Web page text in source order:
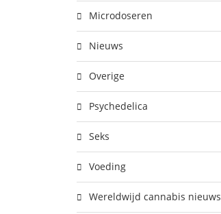
Microdoseren
Nieuws
Overige
Psychedelica
Seks
Voeding
Wereldwijd cannabis nieuws